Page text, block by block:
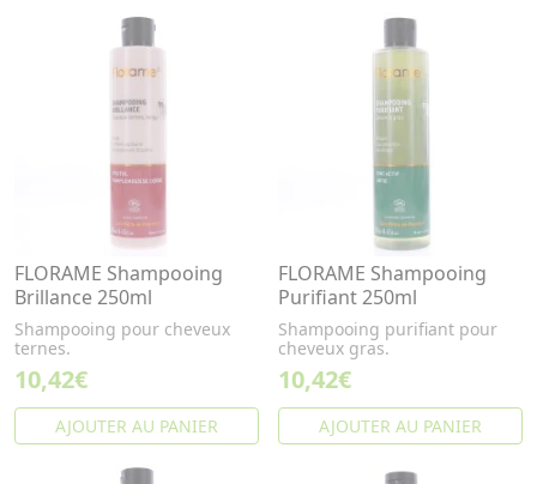
FLORAME Shampooing
Brillance 250ml
Shampooing pour cheveux
ternes.
10,42€
AJOUTER AU PANIER
FLORAME Shampooing
Purifiant 250ml
Shampooing purifiant pour
cheveux gras.
10,42€
AJOUTER AU PANIER